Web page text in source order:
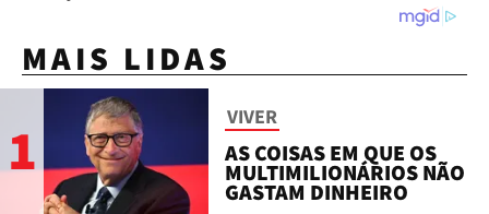
MAIS LIDAS
1 VIVER
AS COISAS EM QUE OS
MULTIMILIONÁRIOS NÃO
GASTAM DINHEIRO